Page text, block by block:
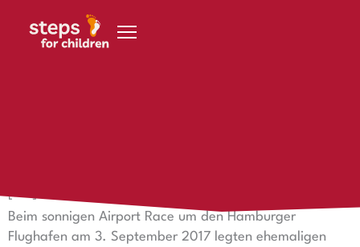
Beim sonnigen Airport Race um den Hamburger
Flughafen am 3. September 2017 legten ehemaligen